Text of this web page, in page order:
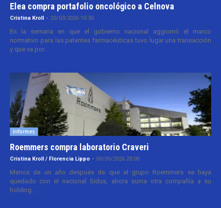
Elea compra portafolio oncológico a Celnova
Cristina Kroll - 20/03/2026 10:30
En la semana en que el gobierno nacional aggiornó el marco
normativo para las patentes farmacéuticas tuvo lugar una transacción
y que va por...
Informes
Roemmers compra laboratorio Craveri
Cristina Kroll / Florencia Lippo - 05/05/2026 20:00
Menos de un año después de que el grupo Roemmers se haya
quedado con el nacional Sidus, ahora suma otra compañía a su
holding....